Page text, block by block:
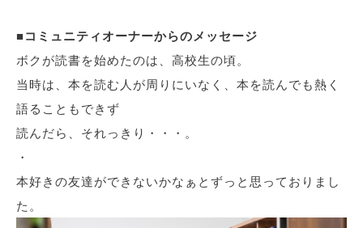
■コミュニティオーナーからのメッセージ
ボクが読書を始めたのは、高校生の頃。
当時は、本を読む人が周りにいなく、本を読んでも熱く
語ることもできず
読んだら、それっきり・・・。
・
本好きの友達ができないかなぁとずっと思っておりまし
た。